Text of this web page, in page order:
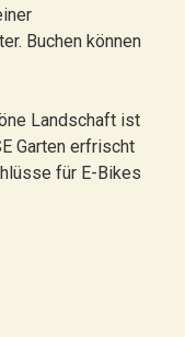
Buchen können
Landschaft ist
Garten erfrischt
für E-Bikes